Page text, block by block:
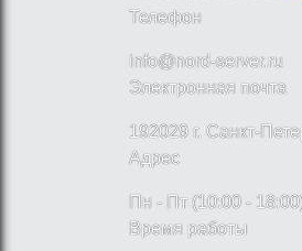
Телефон
info@nord-server.ru
Электронная почта
192029 г. Санкт-
Адрес
Пн - Пт (10:00 -
Время работы